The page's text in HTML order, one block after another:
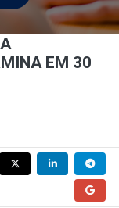
EM 30